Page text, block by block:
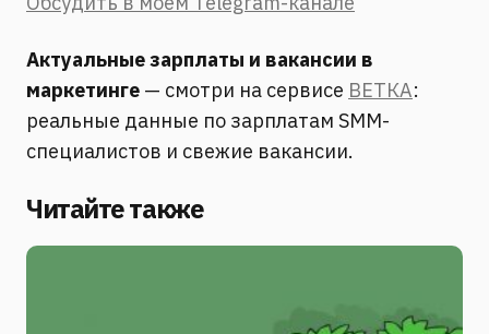
Актуальные зарплаты и вакансии в
маркетинге — смотри на сервисе ВЕТКА:
реальные данные по зарплатам SMM-
специалистов и свежие вакансии.
Читайте также